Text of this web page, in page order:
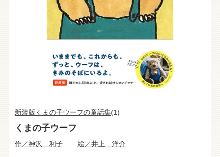
新装版くまの子ウーフの童話集(1)
くまの子ウーフ
作／神沢 利子 絵／井上 洋介